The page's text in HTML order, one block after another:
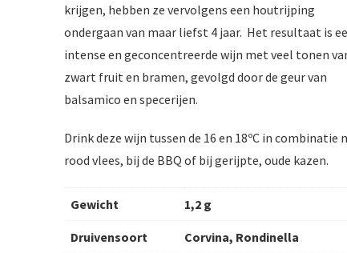
krijgen, hebben ze vervolgens een houtrijping
ondergaan van maar liefst 4 jaar. Het resultaat is
intense en geconcentreerde wijn met veel tonen
zwart fruit en bramen, gevolgd door de geur van
balsamico en specerijen.
Drink deze wijn tussen de 16 en 18ºC in combinatie
rood vlees, bij de BBQ of bij gerijpte, oude kazen.
Gewicht 1,2 g
Druivensoort Corvina, Rondinella